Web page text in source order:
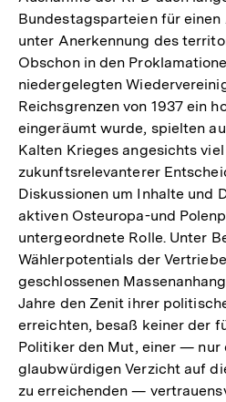
Bundestagsparteien für
unter Anerkennung des
Obschon in den
niedergelegten
Reichsgrenzen von 1937 ein
eingeräumt wurde, spielten
Kalten Krieges angesichts
zukunftsrelevanterer
Diskussionen um Inhalte und
aktiven Osteuropa-und
untergeordnete Rolle. Unter
Wählerpotentials der
geschlossenen
Jahre den Zenit ihrer
erreichten, besaß keiner der
Politiker den Mut, einer — nur
glaubwürdigen Verzicht auf
zu erreichenden —